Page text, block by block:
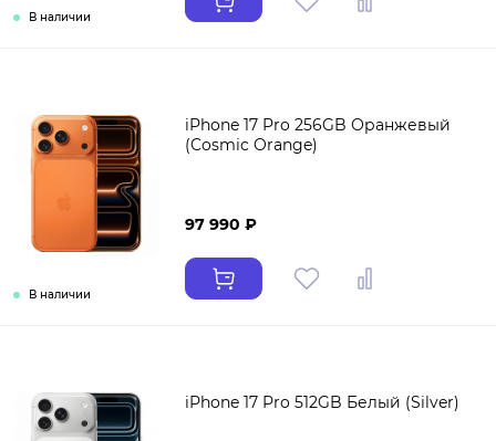
В наличии
В наличии
iPhone 17 Pro 256GB Оранжевый
(Cosmic Orange)
97 990 ₽
iPhone 17 Pro 512GB Белый (Silver)